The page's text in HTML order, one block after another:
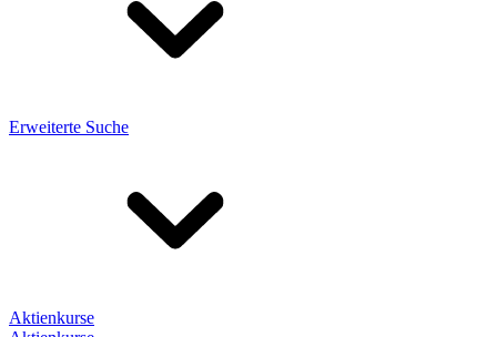
Erweiterte Suche
Aktienkurse